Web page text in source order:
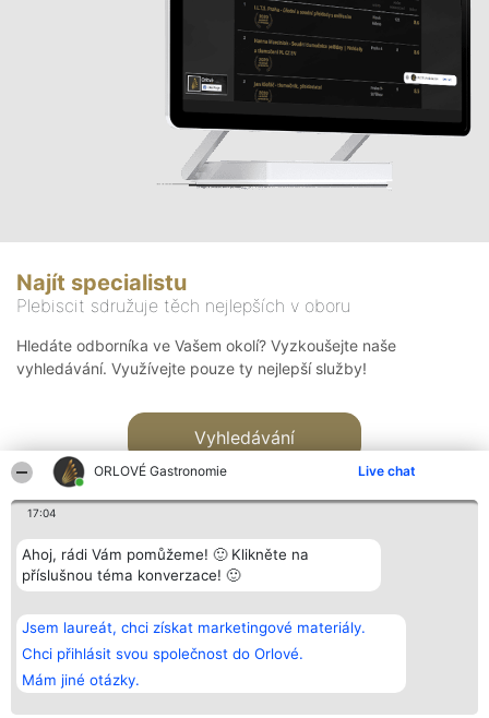
ORLOVÉ Gastronomie Live chat
17:04
Ahoj, rádi Vám pomůžeme! 🙂 Klikněte na
příslušnou téma konverzace! 🙂
Jsem laureát, chci získat marketingové materiály.
Chci přihlásit svou společnost do Orlové.
Mám jiné otázky.
Najít specialistu
Plebiscit sdružuje těch nejlepších v oboru
Hledáte odborníka ve Vašem okolí? Vyzkoušejte naše
vyhledávání. Využívejte pouze ty nejlepší služby!
Vyhledávání
Bright Side Solutions sp. z o.
o. sp. k.
ul. Ruska 22
Wrocław 50-079
KRS 0000749100 | Regon
381313360 | NIP 8943132676
Vítězové
Seznam všech
laureátů
Zásady
Zásady
Kontakt